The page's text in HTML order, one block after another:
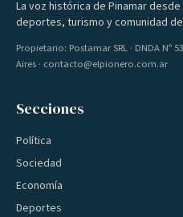
La voz histórica de Pinamar
deportes, turismo y comunidad
Propietario: Postamar SRL · DNDA Nº
Aires · contacto@elpionero.com.ar
Secciones
Política
Sociedad
Economía
Deportes